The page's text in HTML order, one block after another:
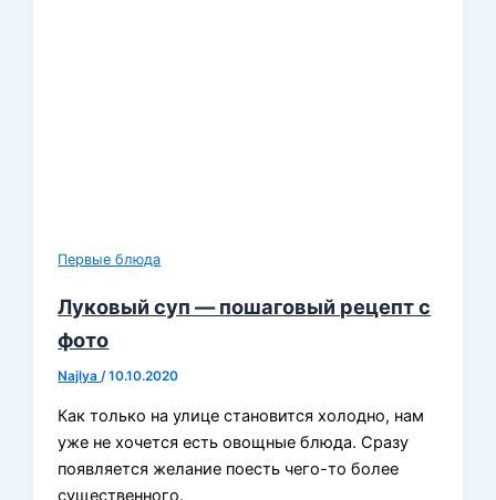
Первые блюда
Луковый суп — пошаговый рецепт с
фото
Najlya/10.10.2020
Как только на улице становится холодно, нам
уже не хочется есть овощные блюда. Сразу
появляется желание поесть чего-то более
существенного.